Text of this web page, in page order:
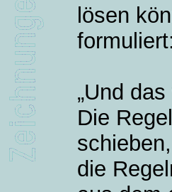
lösen
formuliert:
„Und
Die
die